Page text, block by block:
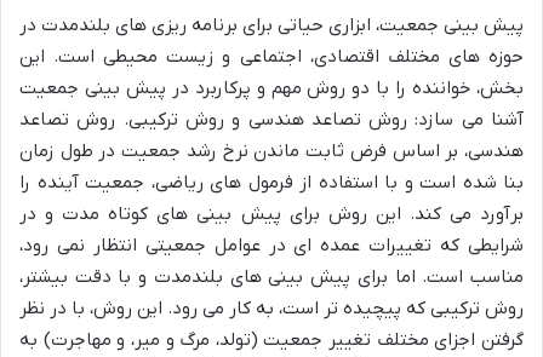
پیش بینی جمعیت، ابزاری حیاتی برای برنامه ریزی های بلندمدت در
حوزه های مختلف اقتصادی، اجتماعی و زیست محیطی است. این
بخش، خواننده را با دو روش مهم و پرکاربرد در پیش بینی جمعیت
آشنا می سازد: روش تصاعد هندسی و روش ترکیبی. روش تصاعد
هندسی، بر اساس فرض ثابت ماندن نرخ رشد جمعیت در طول زمان
بنا شده است و با استفاده از فرمول های ریاضی، جمعیت آینده را
برآورد می کند. این روش برای پیش بینی های کوتاه مدت و در
شرایطی که تغییرات عمده ای در عوامل جمعیتی انتظار نمی رود،
مناسب است. اما برای پیش بینی های بلندمدت و با دقت بیشتر،
روش ترکیبی که پیچیده تر است، به کار می رود. این روش، با در نظر
گرفتن اجزای مختلف تغییر جمعیت (تولد، مرگ و میر، و مهاجرت) به